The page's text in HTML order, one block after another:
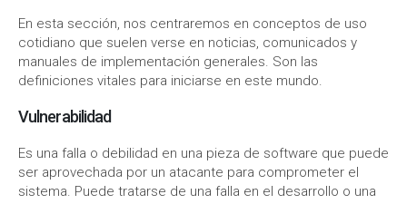
En esta sección, nos centraremos en conceptos de uso
cotidiano que suelen verse en noticias, comunicados y
manuales de implementación generales. Son las
definiciones vitales para iniciarse en este mundo.
Vulnerabilidad
Es una falla o debilidad en una pieza de software que puede
ser aprovechada por un atacante para comprometer el
sistema. Puede tratarse de una falla en el desarrollo o una